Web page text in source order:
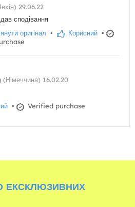
29.06.22
сподівання
оригінал • Корисний •
16.02.20
• Verified purchase
ЕКСКЛЮЗИВНИХ